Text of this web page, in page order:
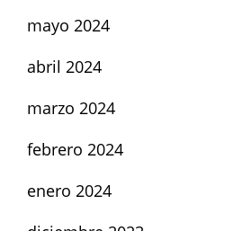
mayo 2024
abril 2024
marzo 2024
febrero 2024
enero 2024